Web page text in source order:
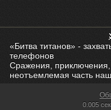
«Битва титанов» -
телефонов
Сражения,
неотъемлемая часть
0.005